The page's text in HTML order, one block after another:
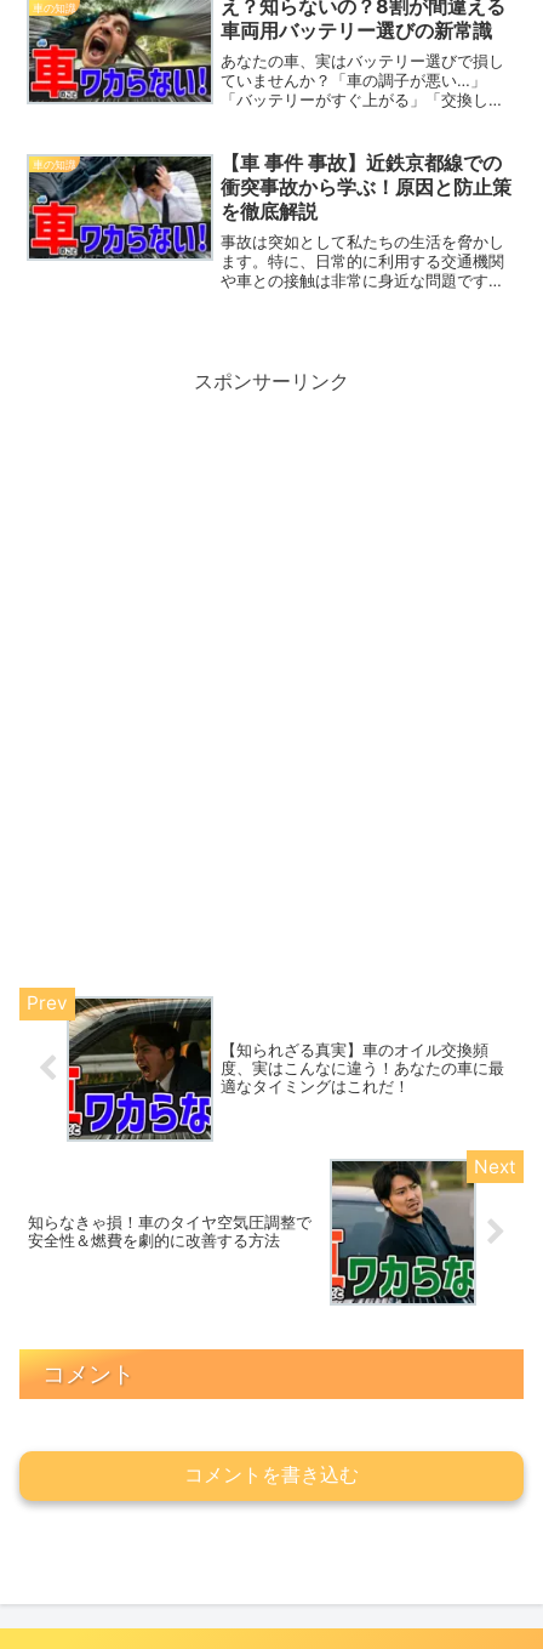
基準を解説し、あなたの車...
車の知識
え？知らないの？8割が間違える
車両用バッテリー選びの新常識
あなたの車、実はバッテリー選びで損し
ていませんか？「車の調子が悪い…」
「バッテリーがすぐ上がる」「交換して
ん。多くのドライバーは、バッテリーが
「消耗品」であることは知って...
車の知識
【車 事件 事故】近鉄京都線での
衝突事故から学ぶ！原因と防止策
を徹底解説
事故は突如として私たちの生活を脅かし
ます。特に、日常的に利用する交通機関
や車との接触は非常に身近な問題です。
スポンサーリンク
【知られざる真実】車のオイル交換頻
度、実はこんなに違う！あなたの車に最
適なタイミングはこれだ！
知らなきゃ損！車のタイヤ空気圧調整で
安全性＆燃費を劇的に改善する方法
コメント
コメントを書き込む